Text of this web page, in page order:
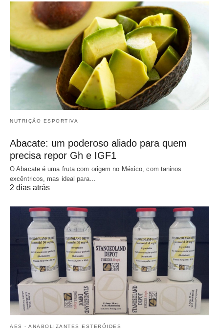
NUTRIÇÃO ESPORTIVA
Abacate: um poderoso aliado para quem
precisa repor Gh e IGF1
O Abacate é uma fruta com origem no México, com taninos
excêntricos, mas ideal para…
2 dias atrás
AES - ANABOLIZANTES ESTERÓIDES